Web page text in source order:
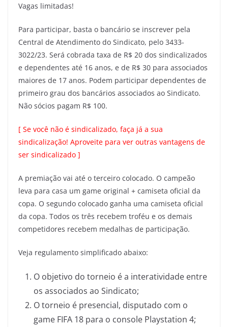
Vagas limitadas!
Para participar, basta o bancário se inscrever pela
Central de Atendimento do Sindicato, pelo 3433-
3022/23. Será cobrada taxa de R$ 20 dos sindicalizados
e dependentes até 16 anos, e de R$ 30 para associados
maiores de 17 anos. Podem participar dependentes de
primeiro grau dos bancários associados ao Sindicato.
Não sócios pagam R$ 100.
[ Se você não é sindicalizado, faça já a sua
sindicalização! Aproveite para ver outras vantagens de
ser sindicalizado ]
A premiação vai até o terceiro colocado. O campeão
leva para casa um game original + camiseta oficial da
copa. O segundo colocado ganha uma camiseta oficial
da copa. Todos os três recebem troféu e os demais
competidores recebem medalhas de participação.
Veja regulamento simplificado abaixo:
O objetivo do torneio é a interatividade entre
os associados ao Sindicato;
O torneio é presencial, disputado com o
game FIFA 18 para o console Playstation 4;